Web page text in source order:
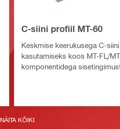
C-siini profiil MT-60
Keskmise keerukusega C-
kasutamiseks koos MT-FL/
komponentidega
NÄITA KÕIKI